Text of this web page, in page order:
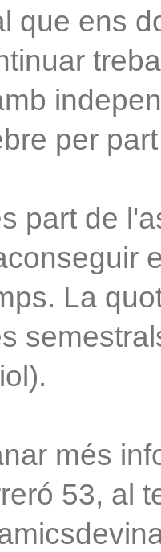
que ens
per
part de
La
més
53, al